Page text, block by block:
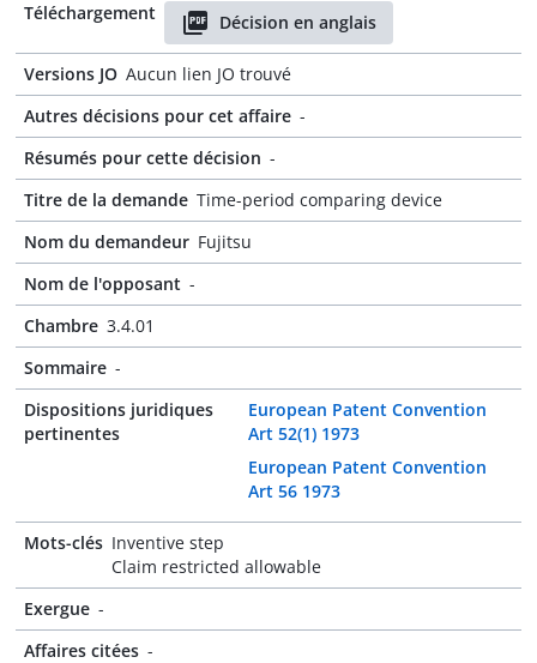
Téléchargement
Décision en anglais
Versions JO Aucun lien JO trouvé
Autres décisions pour cet affaire -
Résumés pour cette décision -
Titre de la demande Time-period comparing device
Nom du demandeur Fujitsu
Nom de l'opposant -
Chambre 3.4.01
Sommaire -
Dispositions juridiques
pertinentes
European Patent Convention
Art 52(1) 1973
European Patent Convention
Art 56 1973
Mots-clés Inventive step
Claim restricted allowable
Exergue -
Affaires citées -